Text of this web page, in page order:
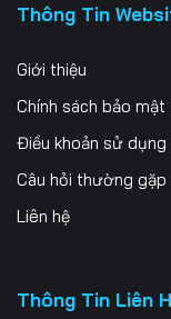
Thông Tin
Giới thiệu
Chính sách bảo mật
Điều khoản sử dụng
Câu hỏi thường gặp
Liên hệ
Thông Tin Liên